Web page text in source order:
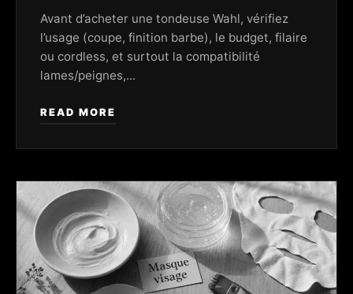
Avant d’acheter une tondeuse Wahl, vérifiez
l’usage (coupe, finition barbe), le budget, filaire
ou cordless, et surtout la compatibilité
lames/peignes,...
READ MORE